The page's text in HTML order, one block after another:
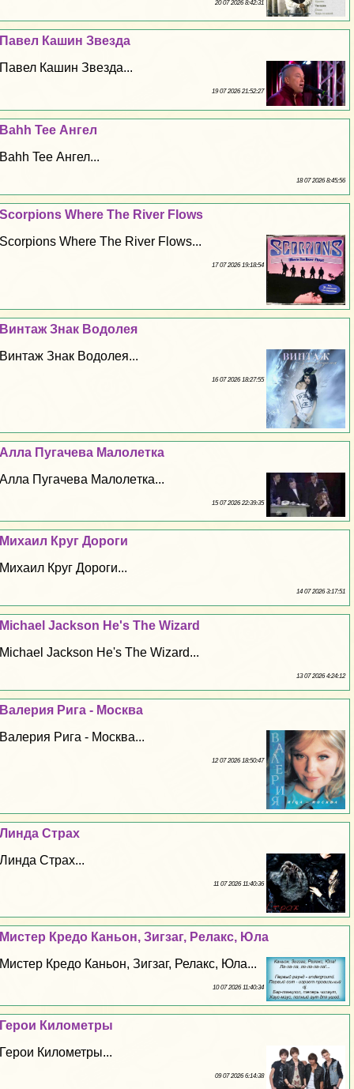
20 07 2026 8:42:31
Павел Кашин Звезда
Павел Кашин Звезда...
19 07 2026 21:52:27
Bahh Tee Ангел
Bahh Tee Ангел...
18 07 2026 8:45:56
Scorpions Where The River Flows
Scorpions Where The River Flows...
17 07 2026 19:18:54
Винтаж Знак Водолея
Винтаж Знак Водолея...
16 07 2026 18:27:55
Алла Пугачева Maлoлeтка
Алла Пугачева Maлoлeтка...
15 07 2026 22:39:35
Михаил Круг Дороги
Михаил Круг Дороги...
14 07 2026 3:17:51
Michael Jackson He's The Wizard
Michael Jackson He's The Wizard...
13 07 2026 4:24:12
Валерия Рига - Москва
Валерия Рига - Москва...
12 07 2026 18:50:47
Линда Страх
Линда Страх...
11 07 2026 11:40:36
Мистер Кредо Каньон, Зигзаг, Релакс, Юла
Мистер Кредо Каньон, Зигзаг, Релакс, Юла...
10 07 2026 11:40:34
Герои Километры
Герои Километры...
09 07 2026 6:14:38